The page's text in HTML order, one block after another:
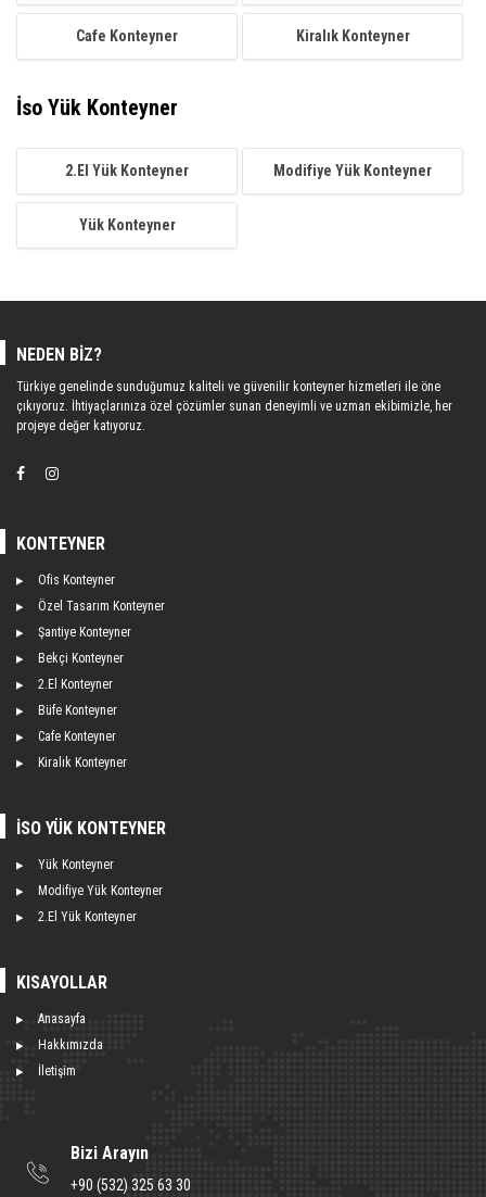
Cafe Konteyner Kiralık Konteyner
İso Yük Konteyner
2.El Yük Konteyner Modifiye Yük Konteyner
Yük Konteyner
NEDEN BIZ?
Türkiye genelinde sunduğumuz kaliteli ve güvenilir konteyner hizmetleri ile öne
çıkıyoruz. İhtiyaçlarınıza özel çözümler sunan deneyimli ve uzman ekibimizle, her
projeye değer katıyoruz.
KONTEYNER
Ofis Konteyner
Özel Tasarım Konteyner
Şantiye Konteyner
Bekçi Konteyner
2.El Konteyner
Büfe Konteyner
Cafe Konteyner
Kiralık Konteyner
İSO YÜK KONTEYNER
Yük Konteyner
Modifiye Yük Konteyner
2.El Yük Konteyner
KISAYOLLAR
Anasayfa
Hakkımızda
İletişim
Bizi Arayın
+90 (532) 325 63 30